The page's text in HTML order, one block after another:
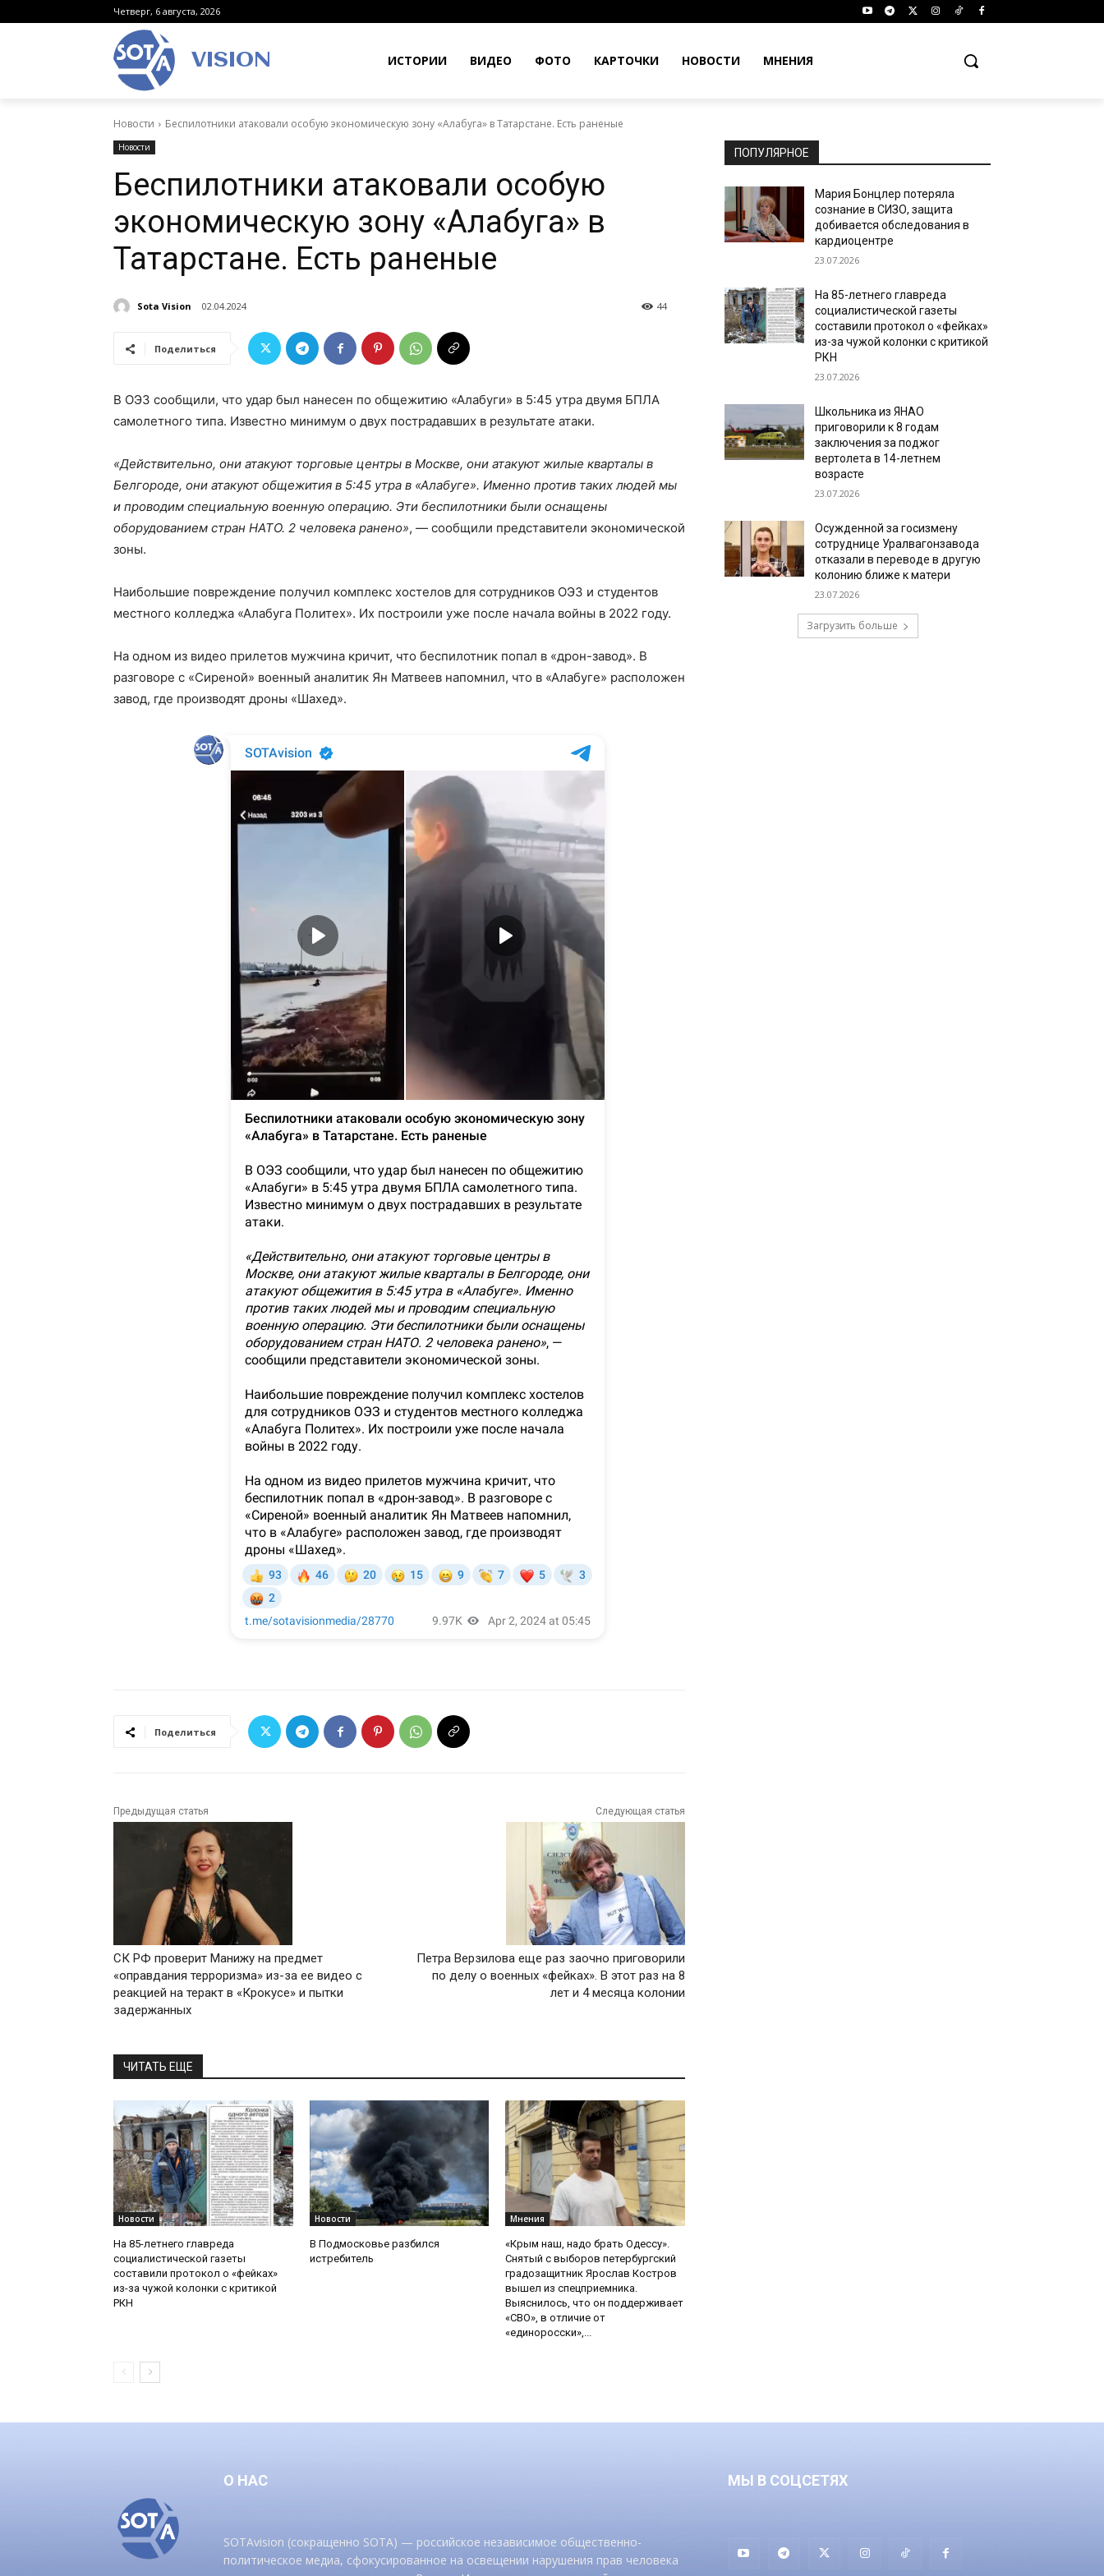
Четверг, 6 августа, 2026
VISION ИСТОРИИ ВИДЕО ФОТО КАРТОЧКИ НОВОСТИ МНЕНИЯ
Новости Беспилотники атаковали особую экономическую зону «Алабуга» в Татарстане. Есть раненые
Новости
Беспилотники атаковали особую
экономическую зону «Алабуга» в
Татарстане. Есть раненые
Sota Vision 02.04.2024 44
Поделиться
В ОЭЗ сообщили, что удар был нанесен по общежитию «Алабуги» в 5:45 утра двумя БПЛА
самолетного типа. Известно минимум о двух пострадавших в результате атаки.
«Действительно, они атакуют торговые центры в Москве, они атакуют жилые кварталы в
Белгороде, они атакуют общежития в 5:45 утра в «Алабуге». Именно против таких людей мы
и проводим специальную военную операцию. Эти беспилотники были оснащены
оборудованием стран НАТО. 2 человека ранено», — сообщили представители экономической
зоны.
Наибольшие повреждение получил комплекс хостелов для сотрудников ОЭЗ и студентов
местного колледжа «Алабуга Политех». Их построили уже после начала войны в 2022 году.
На одном из видео прилетов мужчина кричит, что беспилотник попал в «дрон-завод». В
разговоре с «Сиреной» военный аналитик Ян Матвеев напомнил, что в «Алабуге» расположен
завод, где производят дроны «Шахед».
Поделиться
Предыдущая статья
СК РФ проверит Манижу на предмет
«оправдания терроризма» из-за ее видео с
реакцией на теракт в «Крокусе» и пытки
задержанных
Следующая статья
Петра Верзилова еще раз заочно приговорили
по делу о военных «фейках». В этот раз на 8
лет и 4 месяца колонии
ЧИТАТЬ ЕЩЕ
Новости
На 85-летнего главреда
социалистической газеты
составили протокол о «фейках»
из-за чужой колонки с критикой
РКН
Новости
В Подмосковье разбился
истребитель
Мнения
«Крым наш, надо брать Одессу».
Снятый с выборов петербургский
градозащитник Ярослав Костров
вышел из спецприемника.
Выяснилось, что он поддерживает
«СВО», в отличие от
«единоросски»,...
ПОПУЛЯРНОЕ
Мария Бонцлер потеряла
сознание в СИЗО, защита
добивается обследования в
кардиоцентре
23.07.2026
На 85-летнего главреда
социалистической газеты
составили протокол о «фейках»
из-за чужой колонки с критикой
РКН
23.07.2026
Школьника из ЯНАО
приговорили к 8 годам
заключения за поджог
вертолета в 14-летнем
возрасте
23.07.2026
Осужденной за госизмену
сотруднице Уралвагонзавода
отказали в переводе в другую
колонию ближе к матери
23.07.2026
Загрузить больше
О НАС
SOTAvision (сокращенно SOTA) — российское независимое общественно-
политическое медиа, сфокусированное на освещении нарушения прав человека
МЫ В СОЦСЕТЯХ